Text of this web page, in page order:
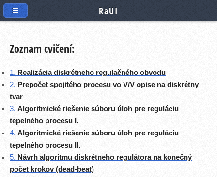
Zoznam cvičení:
1. Realizácia diskrétneho regulačného obvodu
2. Prepočet spojitého procesu vo V/V opise na diskrétny
tvar
3. Algoritmické riešenie súboru úloh pre reguláciu
tepelného procesu I.
4. Algoritmické riešenie súboru úloh pre reguláciu
tepelného procesu II.
5. Návrh algoritmu diskrétneho regulátora na konečný
počet krokov (dead-beat)
RaUI